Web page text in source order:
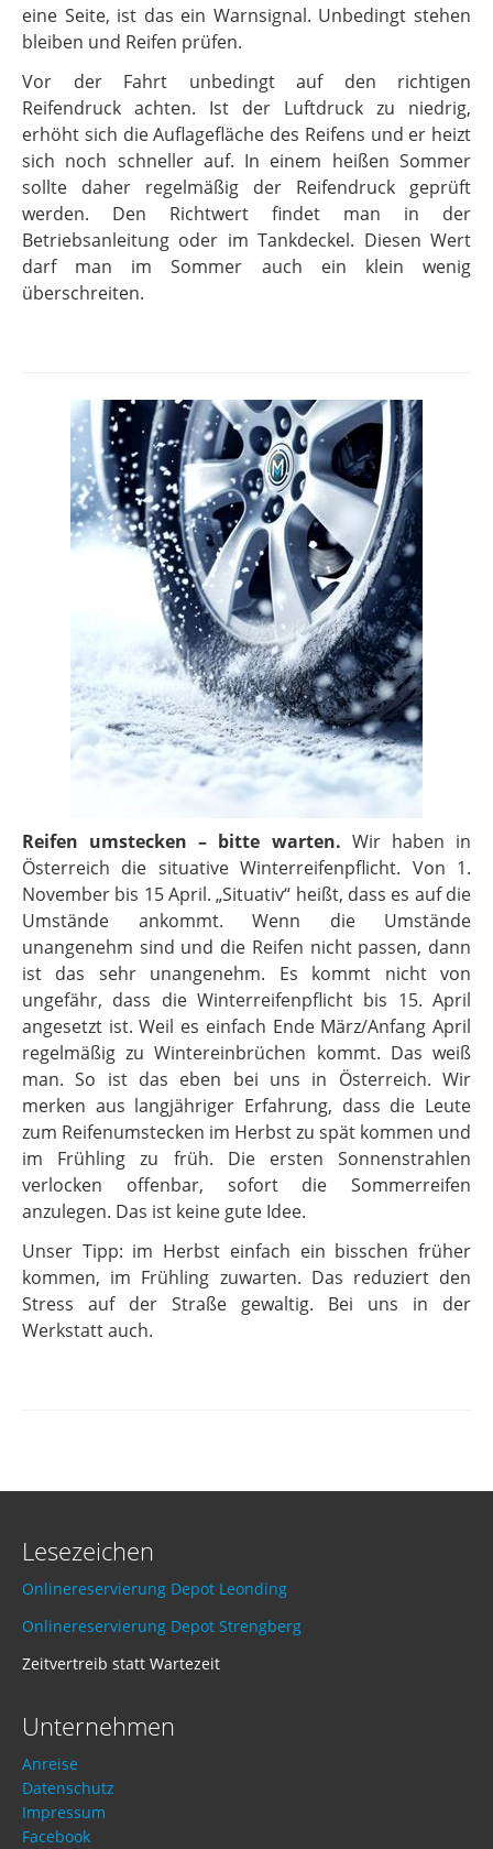
eine Seite, ist das ein Warnsignal. Unbedingt stehen
bleiben und Reifen prüfen.
Vor der Fahrt unbedingt auf den richtigen
Reifendruck achten. Ist der Luftdruck zu niedrig,
erhöht sich die Auflagefläche des Reifens und er heizt
sich noch schneller auf. In einem heißen Sommer
sollte daher regelmäßig der Reifendruck geprüft
werden. Den Richtwert findet man in der
Betriebsanleitung oder im Tankdeckel. Diesen Wert
darf man im Sommer auch ein klein wenig
überschreiten.
Reifen umstecken – bitte warten. Wir haben in
Österreich die situative Winterreifenpflicht. Von 1.
November bis 15 April. „Situativ“ heißt, dass es auf die
Umstände ankommt. Wenn die Umstände
unangenehm sind und die Reifen nicht passen, dann
ist das sehr unangenehm. Es kommt nicht von
ungefähr, dass die Winterreifenpflicht bis 15. April
angesetzt ist. Weil es einfach Ende März/Anfang April
regelmäßig zu Wintereinbrüchen kommt. Das weiß
man. So ist das eben bei uns in Österreich. Wir
merken aus langjähriger Erfahrung, dass die Leute
zum Reifenumstecken im Herbst zu spät kommen und
im Frühling zu früh. Die ersten Sonnenstrahlen
verlocken offenbar, sofort die Sommerreifen
anzulegen. Das ist keine gute Idee.
Unser Tipp: im Herbst einfach ein bisschen früher
kommen, im Frühling zuwarten. Das reduziert den
Stress auf der Straße gewaltig. Bei uns in der
Werkstatt auch.
Lesezeichen
Onlinereservierung Depot Leonding
Onlinereservierung Depot Strengberg
Zeitvertreib statt Wartezeit
Unternehmen
Anreise
Datenschutz
Impressum
Facebook